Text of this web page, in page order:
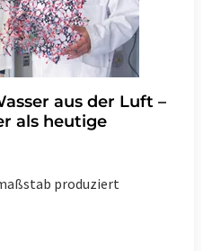
aus der Luft –
als heutige
produziert